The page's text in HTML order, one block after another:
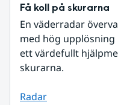
Få koll på skurarna
En väderradar
med hög
ett värdefullt
skurarna.
Radar